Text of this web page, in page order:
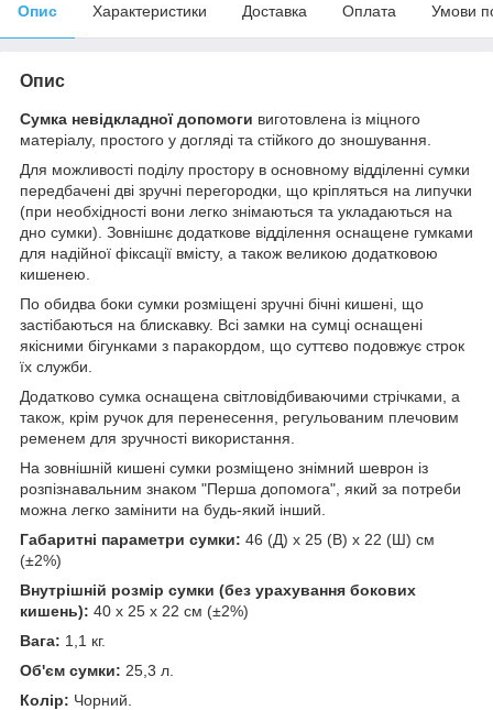
Опис Характеристики Доставка Оплата Умови
Опис
Сумка невідкладної допомоги виготовлена ​​із міцного
матеріалу, простого у догляді та стійкого до зношування.
Для можливості поділу простору в основному відділенні сумки
передбачені дві зручні перегородки, що кріпляться на липучки
(при необхідності вони легко знімаються та укладаються на
дно сумки). Зовнішнє додаткове відділення оснащене гумками
для надійної фіксації вмісту, а також великою додатковою
кишенею.
По обидва боки сумки розміщені зручні бічні кишені, що
застібаються на блискавку. Всі замки на сумці оснащені
якісними бігунками з паракордом, що суттєво подовжує строк
їх служби.
Додатково сумка оснащена світловідбиваючими стрічками, а
також, крім ручок для перенесення, регульованим плечовим
ременем для зручності використання.
На зовнішній кишені сумки розміщено знімний шеврон із
розпізнавальним знаком "Перша допомога", який за потреби
можна легко замінити на будь-який інший.
Габаритні параметри сумки: 46 (Д) х 25 (В) х 22 (Ш) см
(±2%)
Внутрішній розмір сумки (без урахування бокових
кишень): 40 х 25 х 22 см (±2%)
Вага: 1,1 кг.
Об'єм сумки: 25,3 л.
Колір: Чорний.